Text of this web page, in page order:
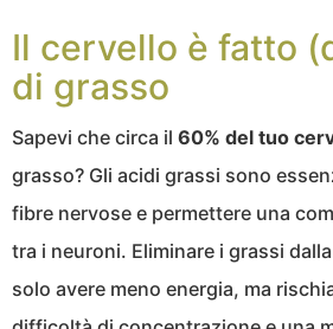
Il cervello è fatto
di grasso
Sapevi che circa il 60% del tuo
grasso? Gli acidi grassi sono
fibre nervose e permettere una
tra i neuroni. Eliminare i grassi
solo avere meno energia, ma